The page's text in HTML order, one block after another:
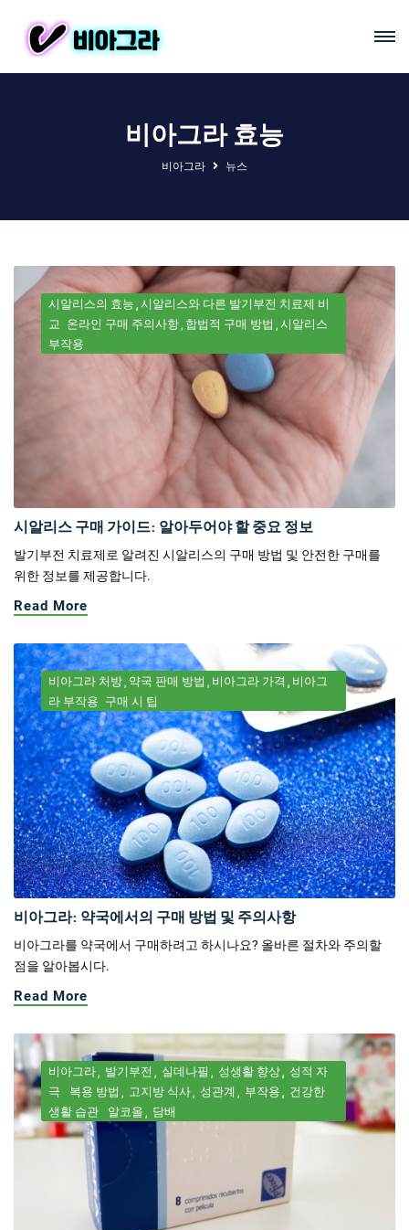
비아그라 효능
비아그라 뉴스
시알리스의 효능 시알리스와 다른 발기부전 치료제 비
교 온라인 구매 주의사항 합법적 구매 방법 시알리스
부작용
시알리스 구매 가이드: 알아두어야 할 중요 정보
발기부전 치료제로 알려진 시알리스의 구매 방법 및 안전한 구매를
위한 정보를 제공합니다.
Read More
비아그라 처방 약국 판매 방법 비아그라 가격
비아그
라 부작용 구매 시 팁
비아그라: 약국에서의 구매 방법 및 주의사항
비아그라를 약국에서 구매하려고 하시나요? 올바른 절차와 주의할
점을 알아봅시다.
Read More
비아그라 발기부전 실데나필 성생활 향상
성적 자
극
복용 방법 고지방 식사 성관계 부작용
건강한
생활 습관
알코올 담배